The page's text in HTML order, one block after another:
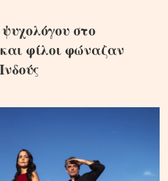
στο
φίλοι φώναζαν